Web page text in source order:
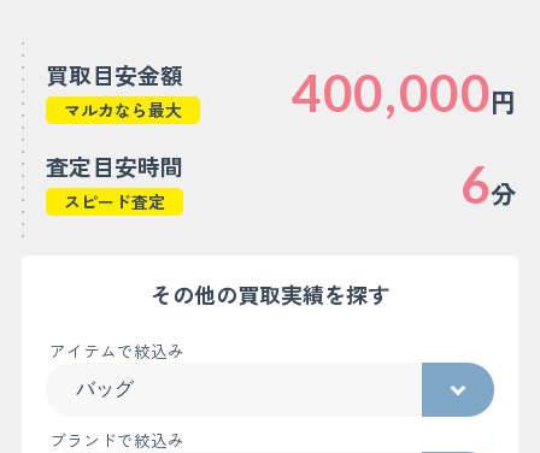
買取目安金額
マルカなら最大 400,000円
査定目安時間
スピード査定 6分
その他の買取実績を探す
アイテムで絞込み
ブランドで絞込み